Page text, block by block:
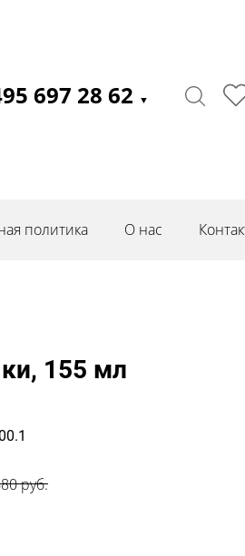
697 28 62 ▼
политика О нас
155 мл
руб.